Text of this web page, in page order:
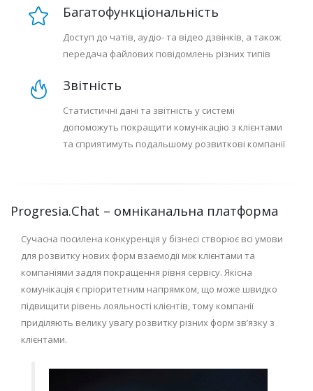
Багатофункціональність
Доступ до чатів, аудіо- та відео дзвінків, а також
передача файлових повідомлень різних типів
Звітність
Статистичні дані та звітність у системі
допоможуть покращити комунікацію з клієнтами
та сприятимуть подальшому розвиткові компанії
Progresia.Chat – омніканальна платформа
Сучасна посилена конкуренція у бізнесі створює всі умови
для розвитку нових форм взаємодії між клієнтами та
компаніями задля покращення рівня сервісу. Якісна
комунікація є пріоритетним напрямком, що може швидко
підвищити рівень лояльності клієнтів, тому компанії
приділяють велику увагу розвитку різних форм зв’язку з
клієнтами.